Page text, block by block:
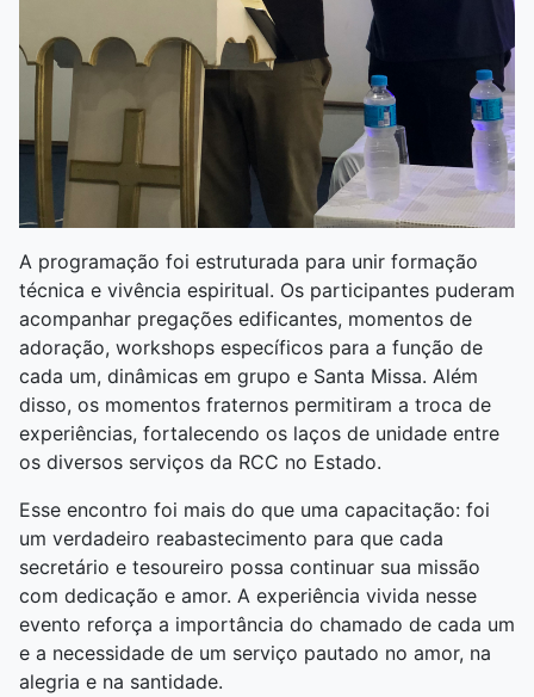
A programação foi estruturada para unir formação
técnica e vivência espiritual. Os participantes puderam
acompanhar pregações edificantes, momentos de
adoração, workshops específicos para a função de
cada um, dinâmicas em grupo e Santa Missa. Além
disso, os momentos fraternos permitiram a troca de
experiências, fortalecendo os laços de unidade entre
os diversos serviços da RCC no Estado.
Esse encontro foi mais do que uma capacitação: foi
um verdadeiro reabastecimento para que cada
secretário e tesoureiro possa continuar sua missão
com dedicação e amor. A experiência vivida nesse
evento reforça a importância do chamado de cada um
e a necessidade de um serviço pautado no amor, na
alegria e na santidade.